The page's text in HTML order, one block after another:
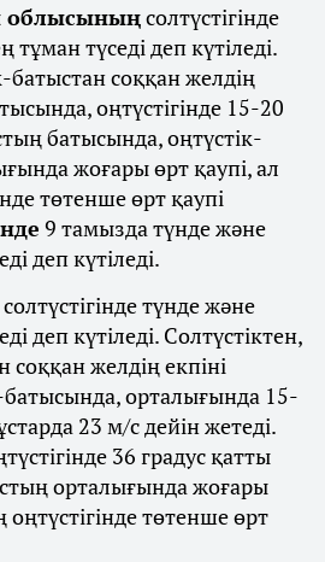
облысыныңсолтүстігінде
түседі деп күтіледі.
батыстан соққан желдің
оңтүстігінде 15-20
батысында, оңтүстік-
жоғары өрт қаупі, ал
төтенше өрт қаупі
9 тамызда түнде және
деп күтіледі.
солтүстігінде түнде және
деп күтіледі. Солтүстіктен,
желдің екпіні
орталығында 15-
23 м/с дейін жетеді.
36 градус қатты
орталығында жоғары
төтенше өрт